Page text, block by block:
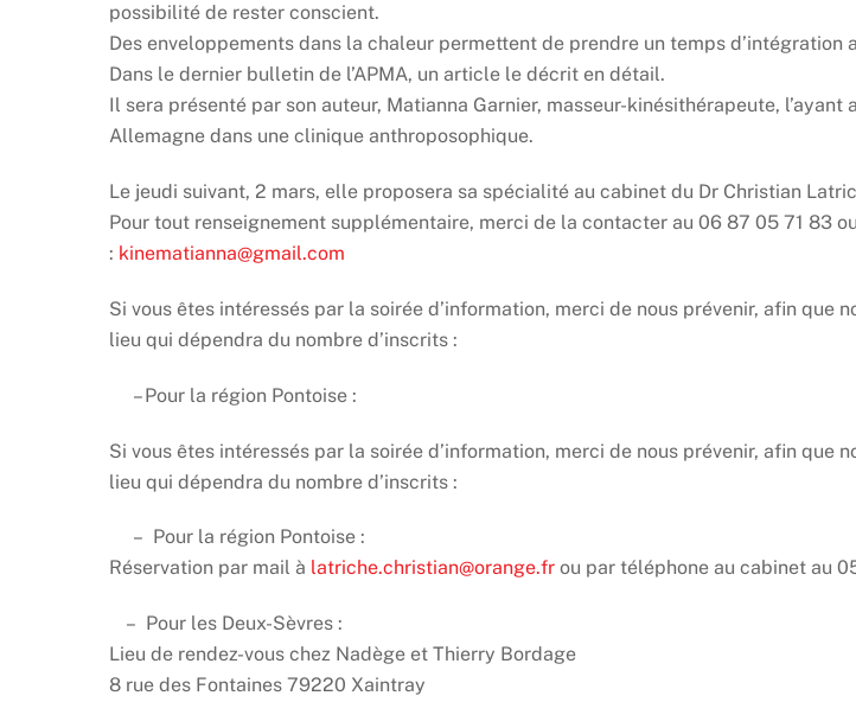
possibilité de rester conscient.
Des enveloppements dans la chaleur permettent de prendre un temps d’intégration
Dans le dernier bulletin de l’APMA, un article le décrit en détail.
Il sera présenté par son auteur, Matianna Garnier, masseur-kinésithérapeute, l’ayant
Allemagne dans une clinique anthroposophique.
Le jeudi suivant, 2 mars, elle proposera sa spécialité au cabinet du Dr Christian
Pour tout renseignement supplémentaire, merci de la contacter au 06 87 05 71 83 ou
: kinematianna@gmail.com
Si vous êtes intéressés par la soirée d’information, merci de nous prévenir, afin que
lieu qui dépendra du nombre d’inscrits :
– Pour la région Pontoise :
Si vous êtes intéressés par la soirée d’information, merci de nous prévenir, afin que
lieu qui dépendra du nombre d’inscrits :
– Pour la région Pontoise :
Réservation par mail à latriche.christian@orange.fr ou par téléphone au cabinet au
– Pour les Deux-Sèvres :
Lieu de rendez-vous chez Nadège et Thierry Bordage
8 rue des Fontaines 79220 Xaintray